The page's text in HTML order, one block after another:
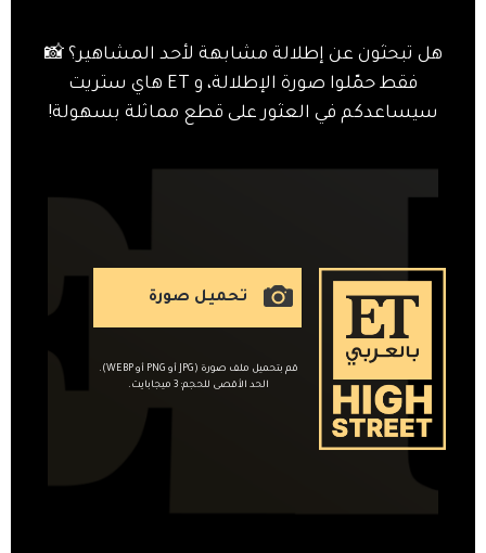
هل تبحثون عن إطلالة مشابهة لأحد المشاهير؟ 📸
فقط حمّلوا صورة الإطلالة، و ET هاي ستريت
سيساعدكم في العثور على قطع مماثلة بسهولة!
تحميل صورة
قم بتحميل ملف صورة (JPG أو PNG أو WEBP).
الحد الأقصى للحجم: 3 ميجابايت.